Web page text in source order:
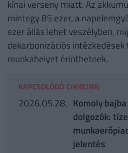
kínai verseny miatt. Az
mintegy 85 ezer, a
ezer állás lehet veszélyben,
dekarbonizációs
munkahelyet érinthetnek.
KAPCSOLÓDÓ CIKKEINK:
2026.05.28. Komoly
dolgozók:
jelentés